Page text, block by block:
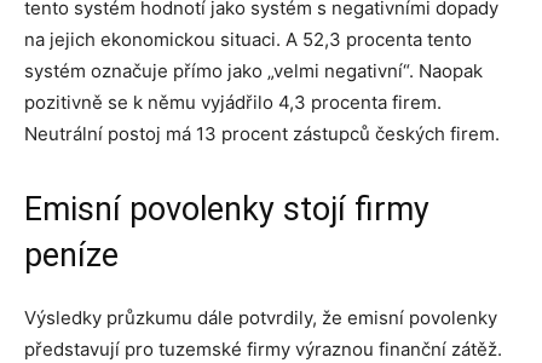
tento systém hodnotí jako systém s negativními dopady
na jejich ekonomickou situaci. A 52,3 procenta tento
systém označuje přímo jako „velmi negativní“. Naopak
pozitivně se k němu vyjádřilo 4,3 procenta firem.
Neutrální postoj má 13 procent zástupců českých firem.
Emisní povolenky stojí firmy
peníze
Výsledky průzkumu dále potvrdily, že emisní povolenky
představují pro tuzemské firmy výraznou finanční zátěž.